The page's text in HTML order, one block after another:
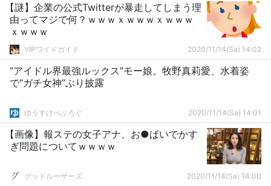
【謎】企業の公式Twitterが暴走してしまう理
由ってマジで何？ｗｗｗｘｗｗｗｘｗｗｗ
ｘｗｗｗ
VIPワイドガイド 2020/11/14(Sa) 14:02
“アイドル界最強ルックス”モー娘。牧野真莉愛、水着姿
で“ガチ女神”ぶり披露
ゆうすけべぶろぐ 2020/11/14(Sa) 14:01
【画像】報ステの女子アナ、お●ぱいでかす
ぎ問題についてｗｗｗｗ
グッドルーザーズ 2020/11/14(Sa) 14:00